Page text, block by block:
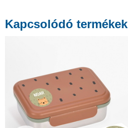
Kapcsolódó termékek